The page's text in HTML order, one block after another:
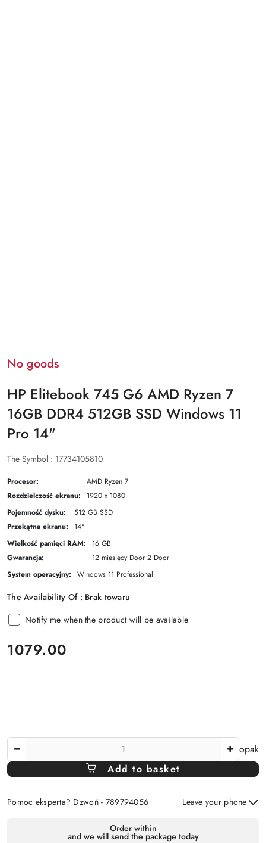
No goods
HP Elitebook 745 G6 AMD Ryzen 7
16GB DDR4 512GB SSD Windows 11
Pro 14"
The Symbol : 17734105810
Procesor:
AMD Ryzen 7
Rozdzielczość ekranu:
1920 x 1080
Pojemność dysku:
512 GB SSD
Przekątna ekranu:
14"
Wielkość pamięci RAM:
16 GB
Gwarancja:
12 miesięcy Door 2 Door
System operacyjny:
Windows 11 Professional
The Availability Of : Brak towaru
Notify me when the product will be available
price:
1079.00
Amount
Of
opak
Add to basket
Pomoc eksperta? Dzwoń - 789794056 Leave your phone
Order within
and we will send the package today